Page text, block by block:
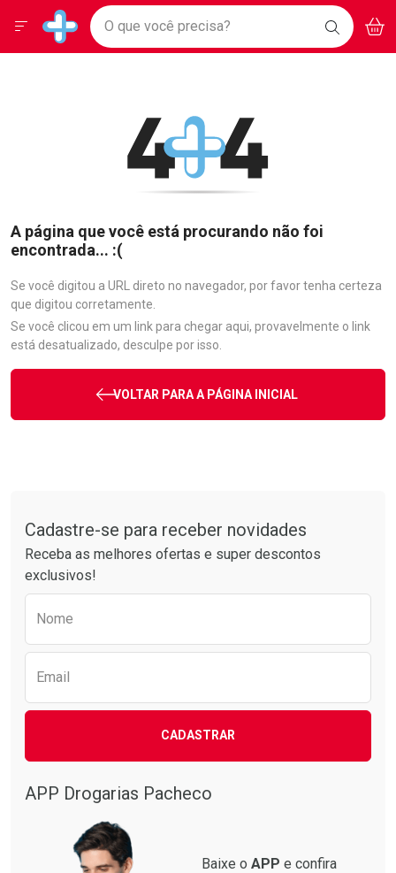
Drogarias Pacheco
Baixe nosso APP e aproveite Ofertas Exclusivas!
BAIXE
O APP
Ir direto para a home
pela página
Ir direto para o conteúdo
Ir direto para a busca
Ir direto para a notificações
Ir direto para o carrinho
Faça a sua busca
O que você precisa? BUSCAR
Menu
A página que você está procurando não foi
encontrada... :(
Se você digitou a URL direto no navegador, por favor tenha certeza
que digitou corretamente.
Se você clicou em um link para chegar aqui, provavelmente o link
está desatualizado, desculpe por isso.
VOLTAR PARA A PÁGINA INICIAL
Cadastre-se para receber novidades
Receba as melhores ofertas e super descontos
exclusivos!
Nome
Email
CADASTRAR
APP Drogarias Pacheco
Baixe o APP e confira